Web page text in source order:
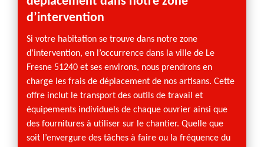
d’intervention
Si votre habitation se trouve dans notre zone
d’intervention, en l’occurrence dans la ville de Le
Fresne 51240 et ses environs, nous prendrons en
charge les frais de déplacement de nos artisans. Cette
offre inclut le transport des outils de travail et
équipements individuels de chaque ouvrier ainsi que
des fournitures à utiliser sur le chantier. Quelle que
soit l’envergure des tâches à faire ou la fréquence du